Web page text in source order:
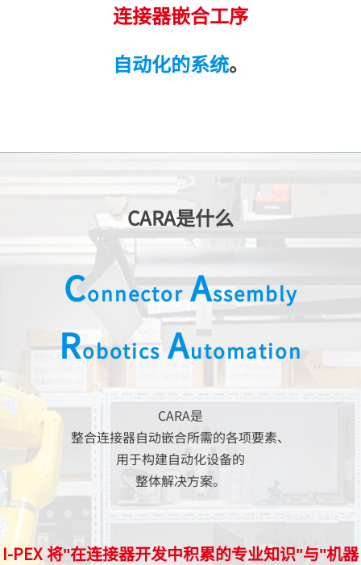
连接器嵌合工序
自动化的系统。
CARA是什么
ConnectorAssembly
Robotics Automation
CARA是
整合连接器自动嵌合所需的各项要素、
用于构建自动化设备的
整体解决方案。
I-PEX将"在连接器开发中积累的专业知识"与"机器